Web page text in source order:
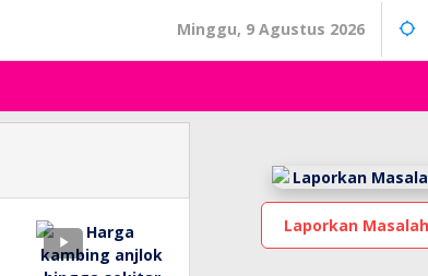
Minggu, 9 Agustus 2026
Laporkan